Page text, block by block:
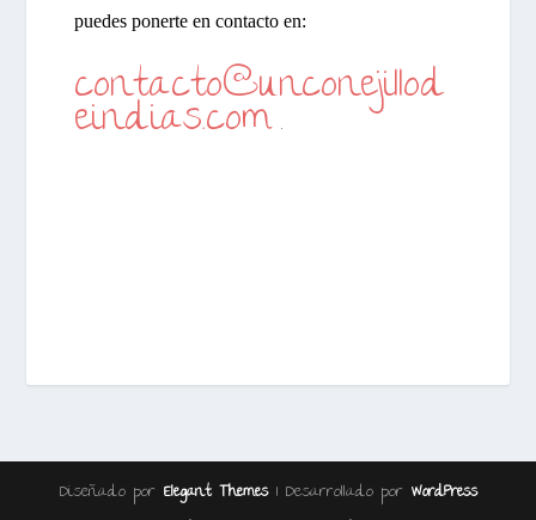
puedes ponerte en contacto en:
contacto@unconejillod
eindias.com.
Diseñado por Elegant Themes| Desarrollado por WordPress